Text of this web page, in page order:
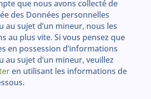
que nous avons collecté de
des Données personnelles
au sujet d’un mineur, nous les
au plus vite. Si vous pensez que
en possession d’informations
au sujet d’un mineur, veuillez
en utilisant les informations de